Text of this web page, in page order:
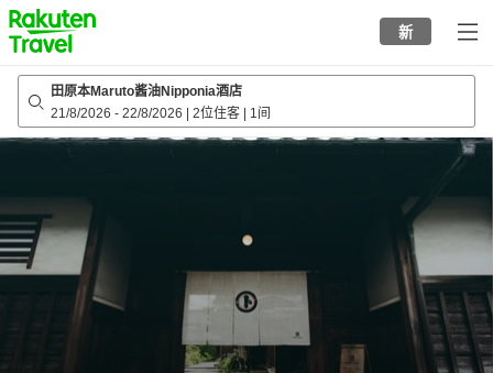
to
top
page
新
田原本Maruto酱油Nipponia酒店
21/8/2026 - 22/8/2026 2位住客 1间